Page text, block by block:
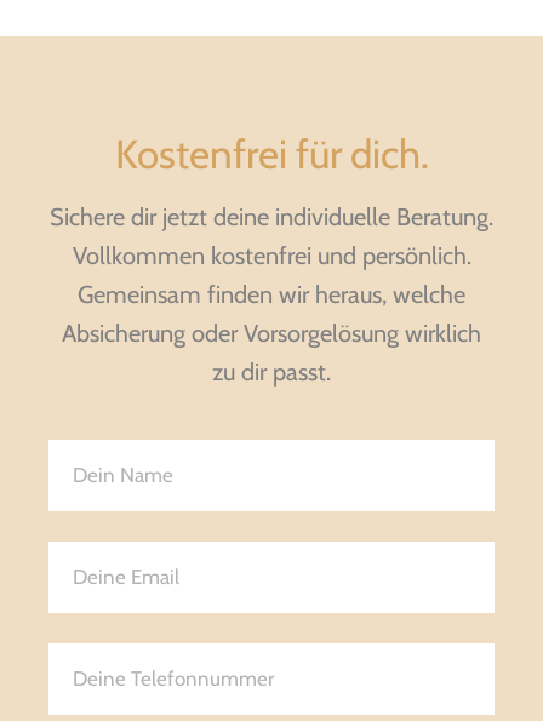
Kostenfrei für dich.
Sichere dir jetzt deine individuelle Beratung.
Vollkommen kostenfrei und persönlich.
Gemeinsam finden wir heraus, welche
Absicherung oder Vorsorgelösung wirklich
zu dir passt.